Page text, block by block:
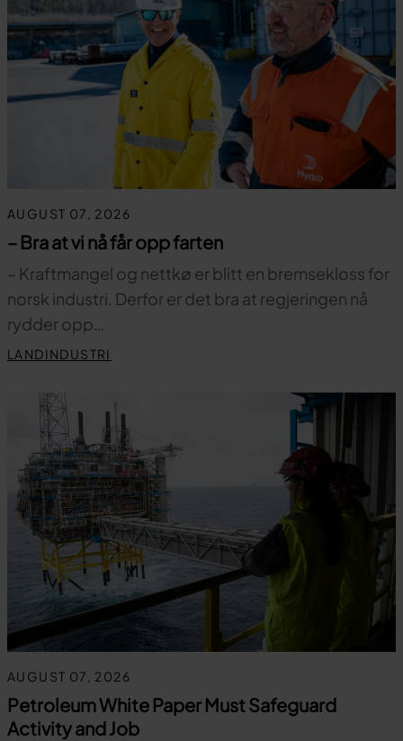
AUGUST 07, 2026
– Bra at vi nå får opp farten
– Kraftmangel og nettkø er blitt en bremsekloss for
norsk industri. Derfor er det bra at regjeringen nå
rydder opp…
LANDINDUSTRI
AUGUST 07, 2026
Petroleum White Paper Must Safeguard
Activity and Job